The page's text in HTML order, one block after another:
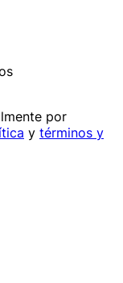
por
y términos y